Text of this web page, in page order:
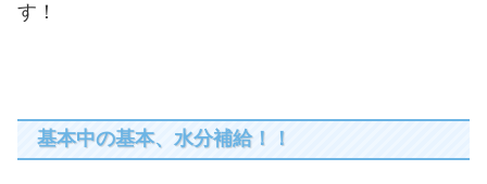
す！
基本中の基本、水分補給！！